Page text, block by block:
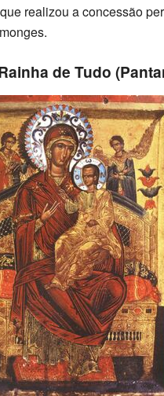
realizou a concessão
de Tudo